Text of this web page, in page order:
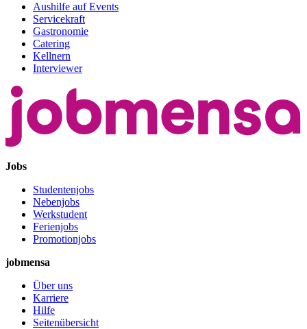
Aushilfe auf Events
Servicekraft
Gastronomie
Catering
Kellnern
Interviewer
Jobs
Studentenjobs
Nebenjobs
Werkstudent
Ferienjobs
Promotionjobs
jobmensa
Über uns
Karriere
Hilfe
Seitenübersicht